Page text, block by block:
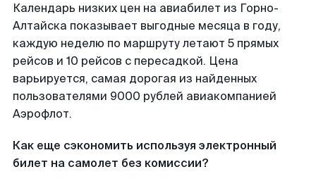
Календарь низких цен на авиабилет из Горно-
Алтайска показывает выгодные месяца в году,
каждую неделю по маршруту летают 5 прямых
рейсов и 10 рейсов с пересадкой. Цена
варьируется, самая дорогая из найденных
пользователями 9000 рублей авиакомпанией
Аэрофлот.
Как еще сэкономить используя электронный
билет на самолет без комиссии?